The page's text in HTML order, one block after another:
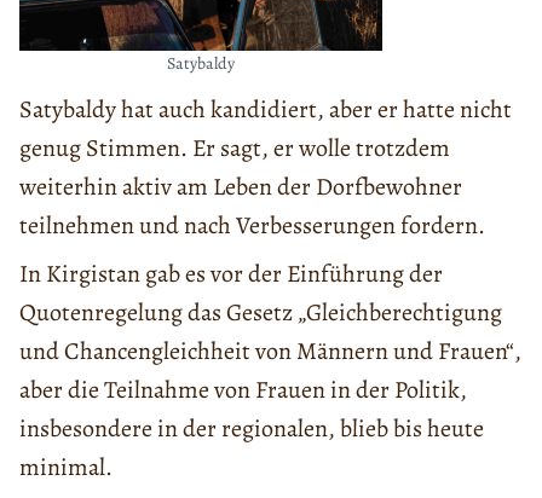
Satybaldy
Satybaldy hat auch kandidiert, aber er hatte nicht
genug Stimmen. Er sagt, er wolle trotzdem
weiterhin aktiv am Leben der Dorfbewohner
teilnehmen und nach Verbesserungen fordern.
In Kirgistan gab es vor der Einführung der
Quotenregelung das Gesetz „Gleichberechtigung
und Chancengleichheit von Männern und Frauen“,
aber die Teilnahme von Frauen in der Politik,
insbesondere in der regionalen, blieb bis heute
minimal.